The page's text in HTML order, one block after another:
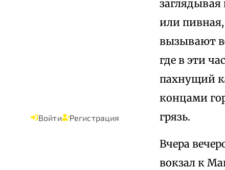
Войти Регистрация
или
вызывают
где в эти
пахнущий
концами
грязь.
Вчера
вокзал к